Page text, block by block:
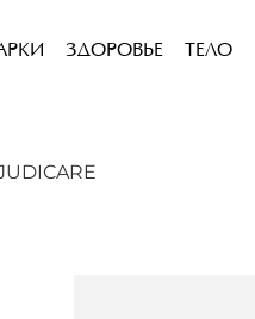
ЗДОРОВЬЕ ТЕЛО